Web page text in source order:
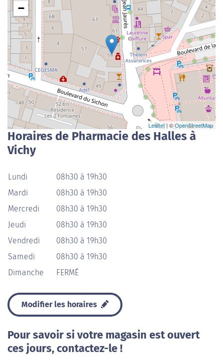
−
Leaflet| ©OpenStreetMap
Horaires de Pharmacie des Halles à
Vichy
Lundi
08h30 à 19h30
Mardi
08h30 à 19h30
Mercredi
08h30 à 19h30
Jeudi
08h30 à 19h30
Vendredi
08h30 à 19h30
Samedi
08h30 à 19h30
Dimanche
FERMÉ
Modifier les horaires
Pour savoir si votre magasin est ouvert
ces jours, contactez-le !